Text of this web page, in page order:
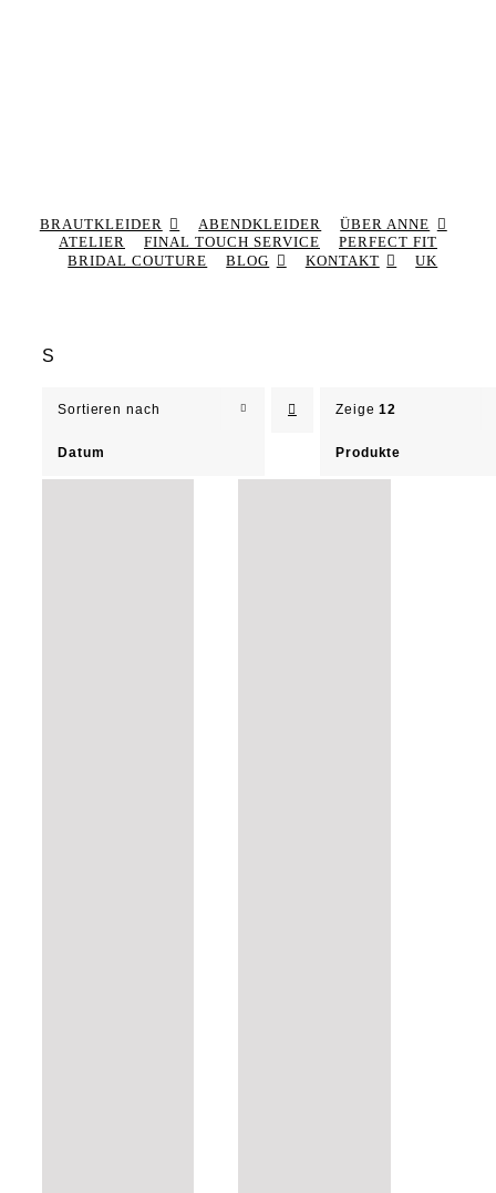
BRAUTKLEIDER ABENDKLEIDER
ÜBER ANNE
ATELIER
FINAL TOUCH SERVICE
PERFECT FIT
BRIDAL COUTURE
BLOG KONTAKT UK
S
Sortieren nach
Datum
Zeige12
Produkte